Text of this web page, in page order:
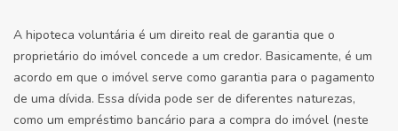
A hipoteca voluntária é um direito real de garantia que o
proprietário do imóvel concede a um credor. Basicamente, é um
acordo em que o imóvel serve como garantia para o pagamento
de uma dívida. Essa dívida pode ser de diferentes naturezas,
como um empréstimo bancário para a compra do imóvel (neste